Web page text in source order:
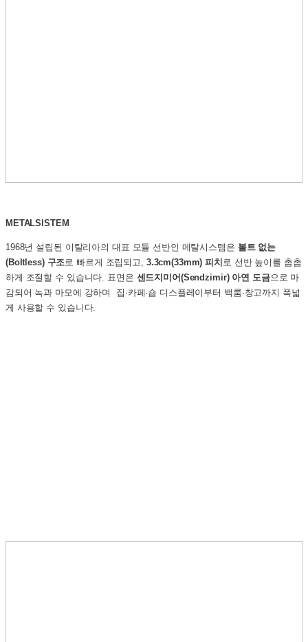
METALSISTEM
1968년 설립된 이탈리아의 대표 모듈 선반인 메탈시스템은 볼트 없는
(Boltless) 구조로 빠르게 조립되고, 3.3cm(33mm) 피치 로 선반 높이를 촘촘
하게 조절할 수 있습니다. 표면은 센드지미어(Sendzimir) 아연 도금으로 마
감되어 녹과 마모에 강하며 집·카페·숍 디스플레이부터 백룸·창고까지 폭넓
게 사용할 수 있습니다.